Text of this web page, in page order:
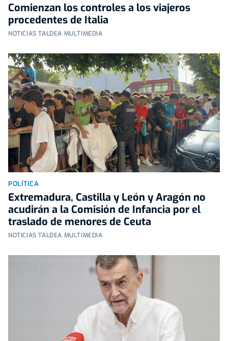
Comienzan los controles a los viajeros
procedentes de Italia
NOTICIAS TALDEA MULTIMEDIA
POLÍTICA
Extremadura, Castilla y León y Aragón no
acudirán a la Comisión de Infancia por el
traslado de menores de Ceuta
NOTICIAS TALDEA MULTIMEDIA